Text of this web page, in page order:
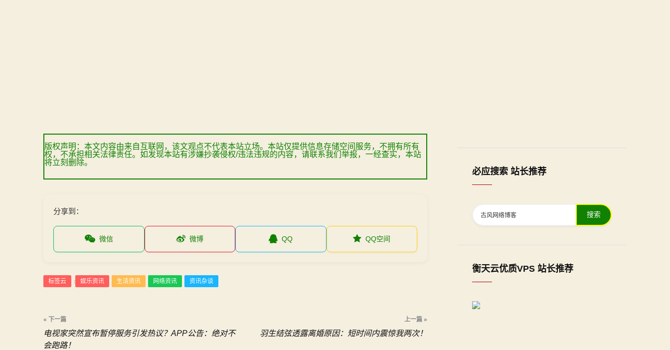
版权声明：本文内容由来自互联网，该文观点不代表本站立场。本站仅提供信息存储空间服务，不拥有所有
权，不承担相关法律责任。如发现本站有涉嫌抄袭侵权/违法违规的内容，请联系我们举报，一经查实，本站
将立刻删除。
分享到：
微信 微博 QQ QQ空间
标签云 : 娱乐资讯 生活资讯 网络资讯 资讯杂谈
文
章
上一篇 »
羽生结弦透露离婚原因：短时间内震惊我两次！
« 下一篇
电视家突然宣布暂停服务引发热议？APP公告：绝对不
会跑路！
必应搜索 站长推荐
搜索
衡天云优质VPS 站长推荐